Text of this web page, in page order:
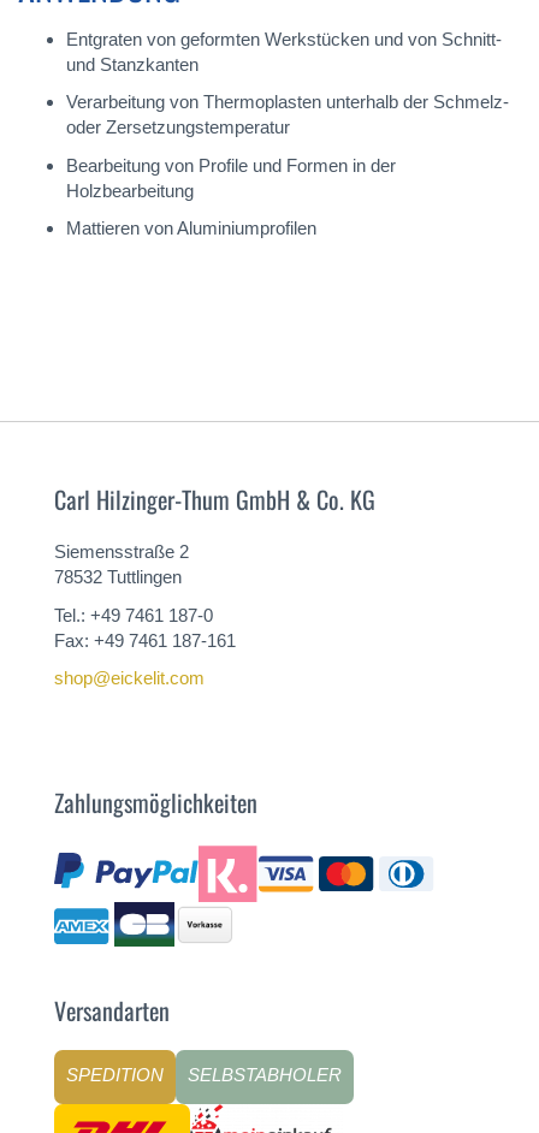
Entgraten von geformten Werkstücken und von Schnitt-
und Stanzkanten
Verarbeitung von Thermoplasten unterhalb der Schmelz-
oder Zersetzungstemperatur
Bearbeitung von Profile und Formen in der
Holzbearbeitung
Mattieren von Aluminiumprofilen
Carl Hilzinger-Thum GmbH & Co. KG
Siemensstraße 2
78532 Tuttlingen
Tel.: +49 7461 187-0
Fax: +49 7461 187-161
shop@eickelit.com
Zahlungsmöglichkeiten
Versandarten
SPEDITION SELBSTABHOLER